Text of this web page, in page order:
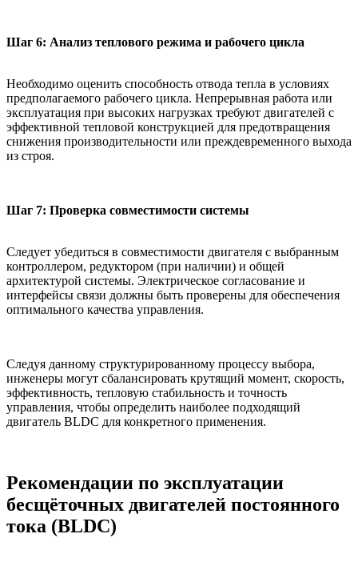
Шаг 6: Анализ теплового режима и рабочего цикла
Необходимо оценить способность отвода тепла в условиях
предполагаемого рабочего цикла. Непрерывная работа или
эксплуатация при высоких нагрузках требуют двигателей с
эффективной тепловой конструкцией для предотвращения
снижения производительности или преждевременного выхода
из строя.
Шаг 7: Проверка совместимости системы
Следует убедиться в совместимости двигателя с выбранным
контроллером, редуктором (при наличии) и общей
архитектурой системы. Электрическое согласование и
интерфейсы связи должны быть проверены для обеспечения
оптимального качества управления.
Следуя данному структурированному процессу выбора,
инженеры могут сбалансировать крутящий момент, скорость,
эффективность, тепловую стабильность и точность
управления, чтобы определить наиболее подходящий
двигатель BLDC для конкретного применения.
Рекомендации по эксплуатации
бесщёточных двигателей постоянного
тока (BLDC)